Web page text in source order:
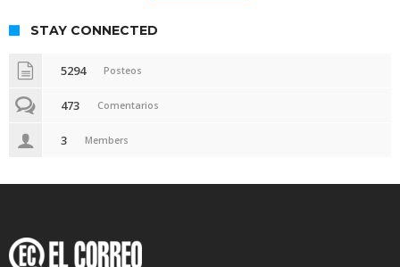
STAY CONNECTED
5294 Posteos
473 Comentarios
3 Members